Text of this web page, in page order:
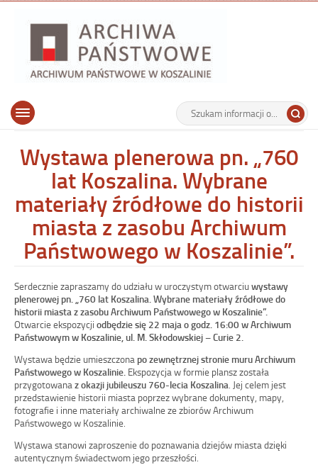
Archiwum Państwowe w Koszalinie
Wyszukiwarka
Tutaj
wpisz
Górne
Otwórz
Wystawa plenerowa pn. „760
lat Koszalina. Wybrane
materiały źródłowe do historii
miasta z zasobu Archiwum
Państwowego w Koszalinie”.
Serdecznie zapraszamy do udziału w uroczystym otwarciuwystawy
plenerowej pn. „760 lat Koszalina. Wybrane materiały źródłowe do
historii miasta z zasobu Archiwum Państwowego w Koszalinie”.
Otwarcie ekspozycji odbędzie się 22 maja o godz. 16:00 w Archiwum
Państwowym w Koszalinie, ul. M. Skłodowskiej – Curie 2.
Wystawa będzie umieszczona po zewnętrznej stronie muru Archiwum
Państwowego w Koszalinie. Ekspozycja w formie plansz została
przygotowanaz okazji jubileuszu 760-lecia Koszalina. Jej celem jest
przedstawienie historii miasta poprzez wybrane dokumenty, mapy,
fotografie i inne materiały archiwalne ze zbiorów Archiwum
Państwowego w Koszalinie.
Wystawa stanowi zaproszenie do poznawania dziejów miasta dzięki
autentycznym świadectwom jego przeszłości.